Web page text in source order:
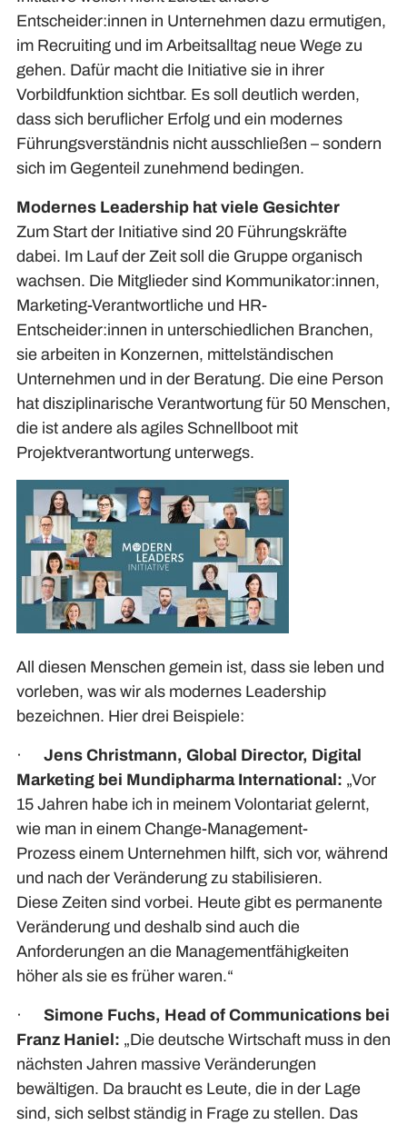
Entscheider:innen in Unternehmen dazu ermutigen,
im Recruiting und im Arbeitsalltag neue Wege zu
gehen. Dafür macht die Initiative sie in ihrer
Vorbildfunktion sichtbar. Es soll deutlich werden,
dass sich beruflicher Erfolg und ein modernes
Führungsverständnis nicht ausschließen – sondern
sich im Gegenteil zunehmend bedingen.
Modernes Leadership hat viele Gesichter
Zum Start der Initiative sind 20 Führungskräfte
dabei. Im Lauf der Zeit soll die Gruppe organisch
wachsen. Die Mitglieder sind Kommunikator:innen,
Marketing-Verantwortliche und HR-
Entscheider:innen in unterschiedlichen Branchen,
sie arbeiten in Konzernen, mittelständischen
Unternehmen und in der Beratung. Die eine Person
hat disziplinarische Verantwortung für 50 Menschen,
die ist andere als agiles Schnellboot mit
Projektverantwortung unterwegs.
All diesen Menschen gemein ist, dass sie leben und
vorleben, was wir als modernes Leadership
bezeichnen. Hier drei Beispiele:
· Jens Christmann, Global Director, Digital
Marketing bei Mundipharma International: „Vor
15 Jahren habe ich in meinem Volontariat gelernt,
wie man in einem Change-Management-
Prozess einem Unternehmen hilft, sich vor, während
und nach der Veränderung zu stabilisieren.
Diese Zeiten sind vorbei. Heute gibt es permanente
Veränderung und deshalb sind auch die
Anforderungen an die Managementfähigkeiten
höher als sie es früher waren.“
·
Simone Fuchs, Head of Communications bei
Franz Haniel: „Die deutsche Wirtschaft muss in den
nächsten Jahren massive Veränderungen
bewältigen. Da braucht es Leute, die in der Lage
sind, sich selbst ständig in Frage zu stellen. Das